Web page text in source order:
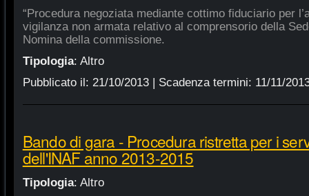
“Procedura negoziata mediante cottimo fiduciario per
vigilanza non armata relativo al comprensorio della
Nomina della commissione.
Tipologia: Altro
Pubblicato il: 21/10/2013| Scadenza termini: 11/11/
Bando di gara - Procedura ristretta per i
dell'INAF anno 2013-2015
Tipologia: Altro